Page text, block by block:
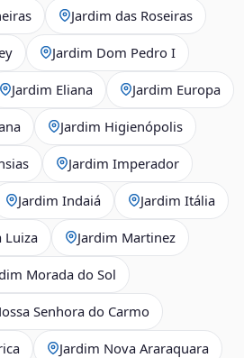
Jardim das Roseiras
Jardim Dom Pedro I
Jardim Eliana Jardim Europa
Jardim Higienópolis
Jardim Imperador
Jardim Indaiá Jardim Itália
Luiza Jardim Martinez
Morada do Sol
Senhora do Carmo
Jardim Nova Araraquara